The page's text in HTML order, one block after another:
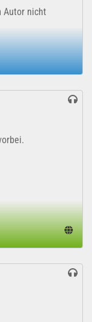
Autor nicht
für...